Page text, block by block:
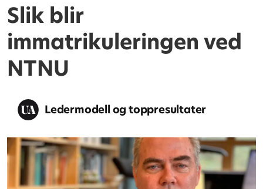
Slik blir
immatrikuleringen ved
NTNU
Ledermodell og toppresultater